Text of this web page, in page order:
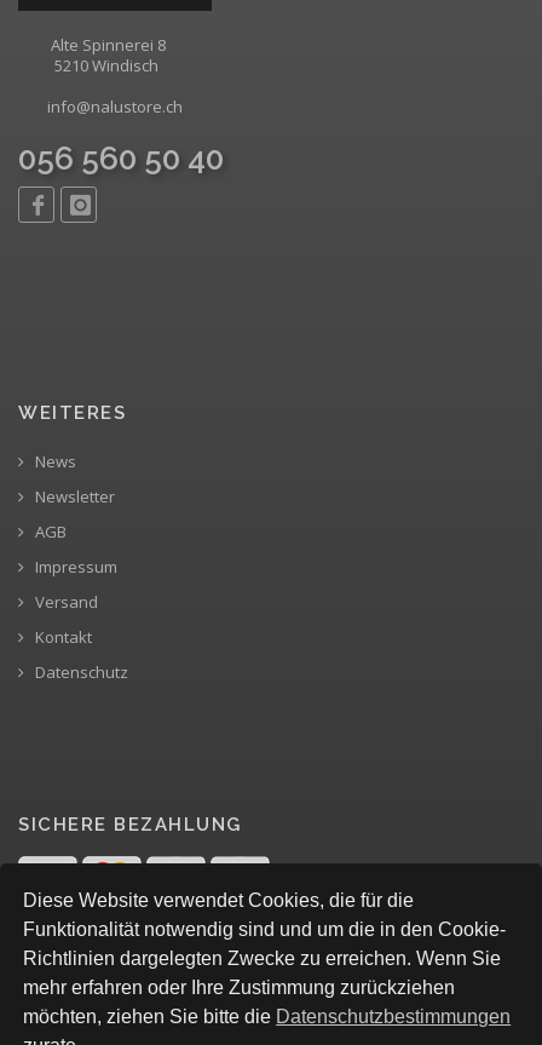
Diese Website verwendet Cookies, die für die
Funktionalität notwendig sind und um die in den Cookie-
Richtlinien dargelegten Zwecke zu erreichen. Wenn Sie
mehr erfahren oder Ihre Zustimmung zurückziehen
möchten, ziehen Sie bitte die Datenschutzbestimmungen
Alte Spinnerei 8
5210 Windisch
info@nalustore.ch
056 560 50 40
WEITERES
News
Newsletter
AGB
Impressum
Versand
Kontakt
Datenschutz
SICHERE BEZAHLUNG